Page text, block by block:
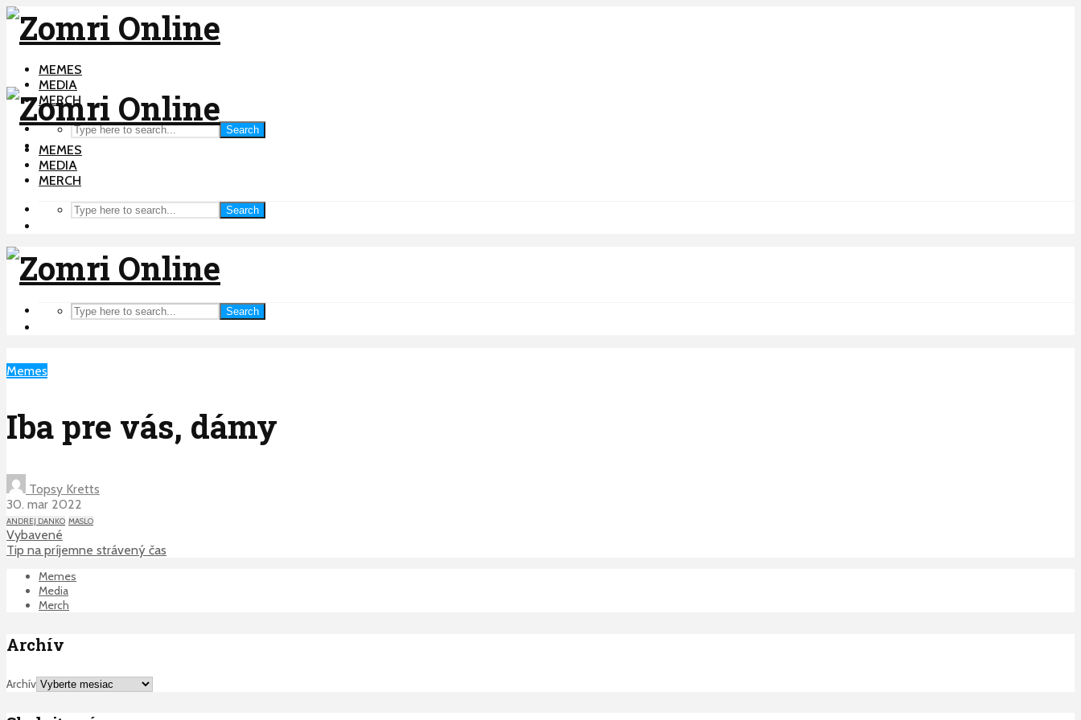
MEMES
MEDIA
MERCH
Search
MEMES
MEDIA
MERCH
Search
Search
Memes
Iba pre vás, dámy
Topsy Kretts
30. mar 2022
ANDREJ DANKO MASLO
Vybavené
Tip na príjemne strávený čas
Memes
Media
Merch
Archív
Archív